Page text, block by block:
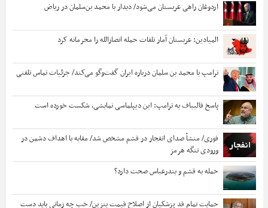
اردوغان راهی عربستان می‌شود/ دیدار با محمد بن‌سلمان در ریاض
المیادین: عربستان آمار تلفات حمله انصارالله را محرمانه کرد
ترامپ با محمد بن سلمان درباره ایران گفت‌وگو می‌کند/ جزئیات تماس تلفنی
پاسخ قالیباف به ترامپ: این دیپلماسی نمایشی، شکست خورده است
فوری/ منشأ صدای انفجار در قشم مشخص شد/ مقابه با اهداف دشمن در
ورودی تنگه هرمز
حمله به قشم و بندرعباس صحت دارد؟
حمایت تمام قد پزشکیان از اصلاح قیمت بنزین/ خب چه زمانی باید دست